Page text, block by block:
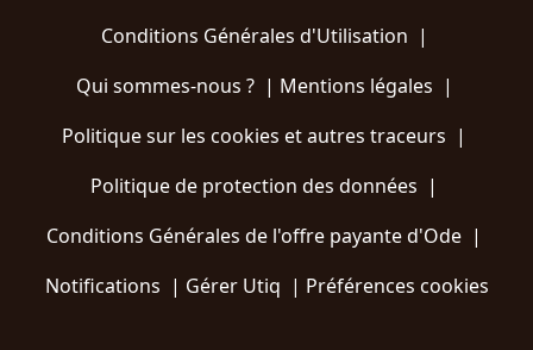
Conditions Générales d'Utilisation |
Qui sommes-nous ?| Mentions légales |
Politique sur les cookies et autres traceurs |
Politique de protection des données |
Conditions Générales de l'offre payante d'Ode |
Notifications | Gérer Utiq | Préférences cookies